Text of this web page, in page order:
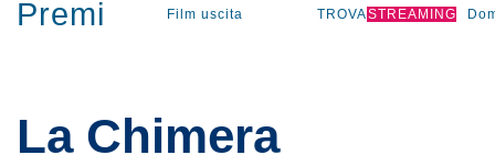
Premi Film uscita TROVASTREAMING
La Chimera